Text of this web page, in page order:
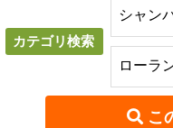
カテゴリ検索